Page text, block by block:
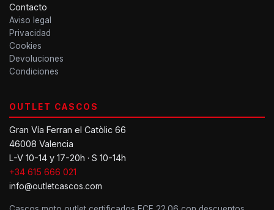
Contacto
Aviso legal
Privacidad
Cookies
Devoluciones
Condiciones
OUTLET CASCOS
Gran Vía Ferran el Catòlic 66
46008 Valencia
L-V 10-14 y 17-20h · S 10-14h
+34 615 666 021
info@outletcascos.com